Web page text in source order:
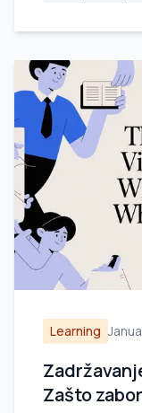
Learning
Zašto